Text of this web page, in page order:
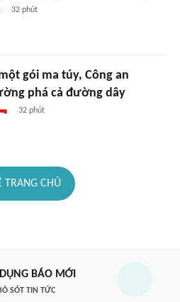
32 phút
gói ma túy, Công an
phá cả đường dây
32 phút
TRANG CHỦ
BÁO MỚI
SÓT TIN TỨC